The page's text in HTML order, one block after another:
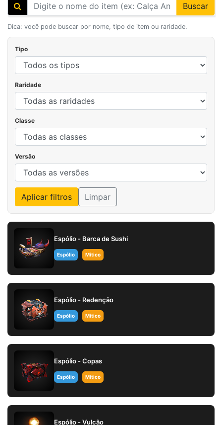
Buscar
Dica: você pode buscar por nome, tipo de item ou raridade.
Tipo
Raridade
Classe
Versão
Aplicar filtros Limpar
Espólio - Barca de Sushi
Espólio Mítico
Espólio - Redenção
Espólio Mítico
Espólio - Copas
Espólio Mítico
Espólio - Vulcão